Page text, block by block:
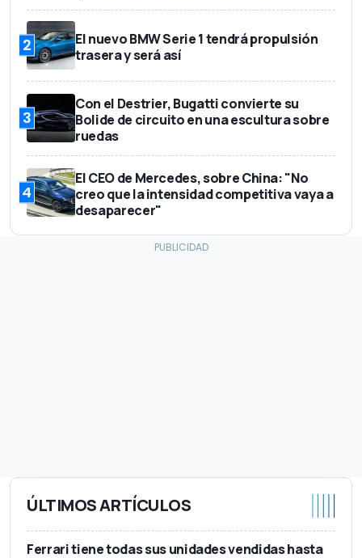
2
El nuevo BMW Serie 1 tendrá propulsión
trasera y será así
3
Con el Destrier, Bugatti convierte su
Bolide de circuito en una escultura sobre
ruedas
4
El CEO de Mercedes, sobre China: "No
creo que la intensidad competitiva vaya a
desaparecer"
ÚLTIMOS ARTÍCULOS
Ferrari tiene todas sus unidades vendidas hasta